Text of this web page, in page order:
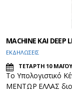
ΜACHINE ΚΑΙ DEEP
ΕΚΔΗΛΩΣΕΙΣ
ΤΕΤΑΡΤΗ 10 ΜΑΪΟΥ
Το Υπολογιστικό
ΜΕΝΤΩΡ ΕΛΛΑΣ